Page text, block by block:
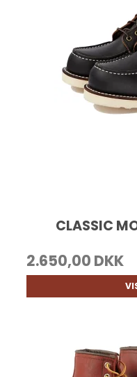
CLASSIC
2.650,00 DKK